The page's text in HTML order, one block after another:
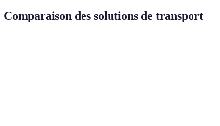
Comparaison des solutions de transport